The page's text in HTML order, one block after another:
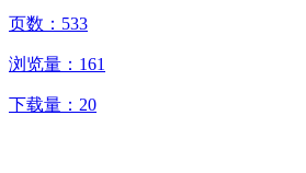
页数： 533
浏览量： 161
下载量： 20